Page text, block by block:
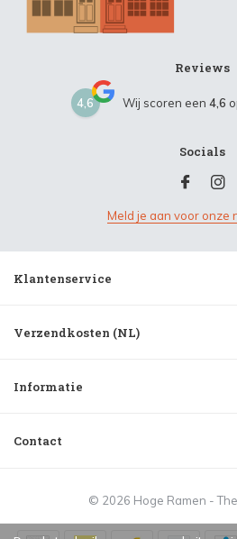
Reviews
4,6 Wij scoren een 4,6
Socials
Meld je aan voor onze
Klantenservice
Verzendkosten (NL)
Informatie
Contact
© 2026 Hoge Ramen -